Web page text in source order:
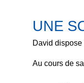
UNE
David dispose
Au cours de